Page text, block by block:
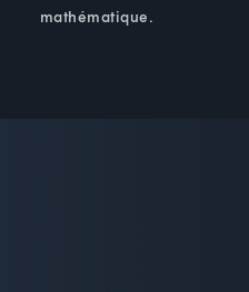
mathématique.